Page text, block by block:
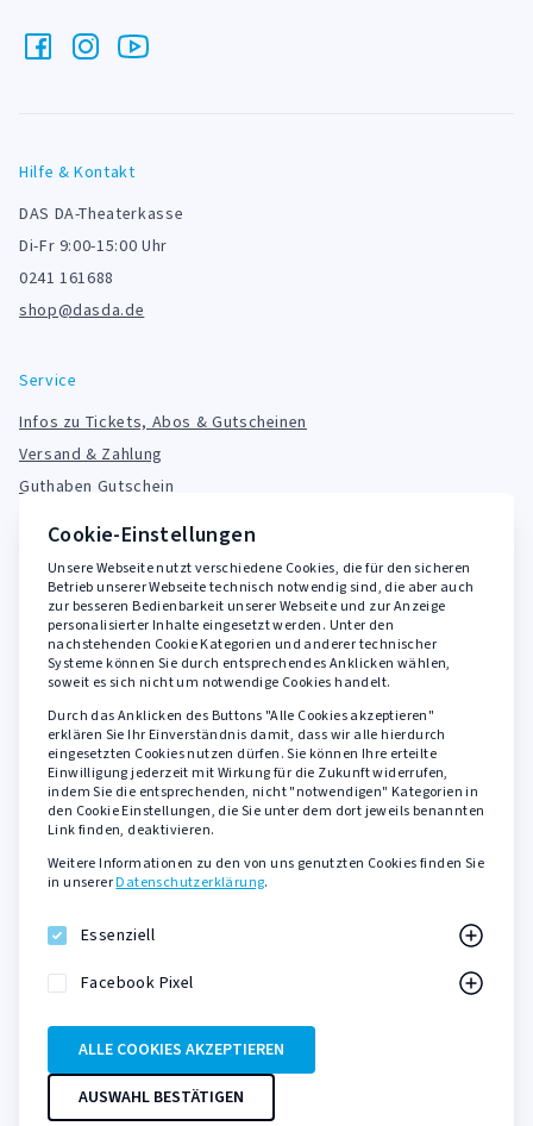
Hilfe & Kontakt
DAS DA-Theaterkasse
Di-Fr 9:00-15:00 Uhr
0241 161688
shop@dasda.de
Service
Infos zu Tickets, Abos & Gutscheinen
Versand & Zahlung
Guthaben Gutschein
Rechtliches
AGB
Widerrufsbelehrung
Barrierefreiheit
Impressum
Sicher zahlen mit
PayPal
SOFORT Überweisung
KLARNA Rechnungskauf
Onlineshop der DAS DA Kulturmanagement GmbH
© 2026 DAS DA THEATER
Cookie-Einstellungen
Unsere Webseite nutzt verschiedene Cookies, die für den sicheren
Betrieb unserer Webseite technisch notwendig sind, die aber auch
zur besseren Bedienbarkeit unserer Webseite und zur Anzeige
personalisierter Inhalte eingesetzt werden. Unter den
nachstehenden Cookie Kategorien und anderer technischer
Systeme können Sie durch entsprechendes Anklicken wählen,
soweit es sich nicht um notwendige Cookies handelt.
Durch das Anklicken des Buttons "Alle Cookies akzeptieren"
erklären Sie Ihr Einverständnis damit, dass wir alle hierdurch
eingesetzten Cookies nutzen dürfen. Sie können Ihre erteilte
Einwilligung jederzeit mit Wirkung für die Zukunft widerrufen,
indem Sie die entsprechenden, nicht "notwendigen" Kategorien in
den Cookie Einstellungen, die Sie unter dem dort jeweils benannten
Link finden, deaktivieren.
Weitere Informationen zu den von uns genutzten Cookies finden Sie
in unsererDatenschutzerklärung.
Essenziell
Facebook Pixel
ALLE COOKIES AKZEPTIEREN
AUSWAHL BESTÄTIGEN